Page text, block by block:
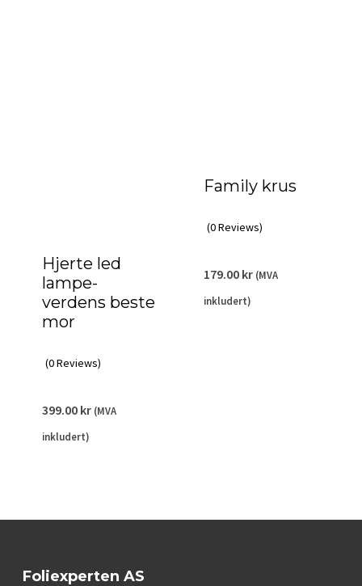
Hjerte led
lampe-
verdens beste
mor
(0 Reviews)
399.00 kr (MVA
inkludert)
Family krus
(0 Reviews)
179.00 kr (MVA
inkludert)
Foliexperten AS